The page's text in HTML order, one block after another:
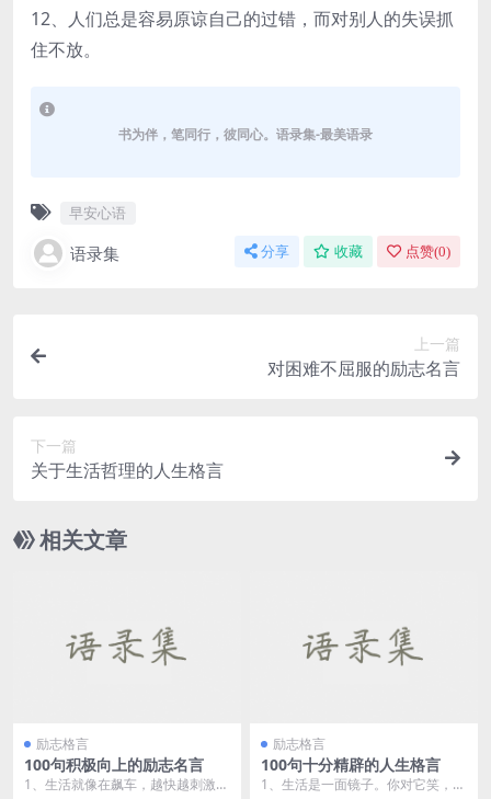
12、人们总是容易原谅自己的过错，而对别人的失误抓
住不放。
书为伴，笔同行，彼同心。语录集-最美语录
早安心语
语录集 分享 收藏 点赞(0)
上一篇
对困难不屈服的励志名言
下一篇
关于生活哲理的人生格言
相关文章
励志格言
100句积极向上的励志名言
1、生活就像在飙车，越快越刺激，
励志格言
100句十分精辟的人生格言
1、生活是一面镜子。你对它笑，它